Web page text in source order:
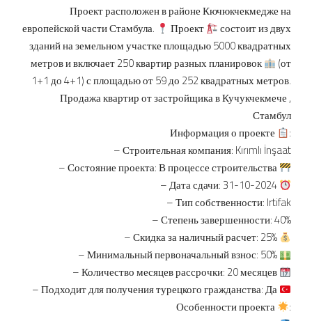
Проект расположен в районе Кючюкчекмедже на
европейской части Стамбула.
Проект
состоит из двух
зданий на земельном участке площадью 5000 квадратных
метров и включает 250 квартир разных планировок
(от
1+1 до 4+1) с площадью от 59 до 252 квадратных метров.
Продажа квартир от застройщика в Кучукчекмече ,
Стамбул
Информация о проекте
:
– Строительная компания: Kırımlı İnşaat
– Состояние проекта: В процессе строительства
– Дата сдачи: 31-10-2024
– Тип собственности: Irtifak
– Степень завершенности: 40%
– Скидка за наличный расчет: 25%
– Минимальный первоначальный взнос: 50%
– Количество месяцев рассрочки: 20 месяцев
– Подходит для получения турецкого гражданства: Да
Особенности проекта
: